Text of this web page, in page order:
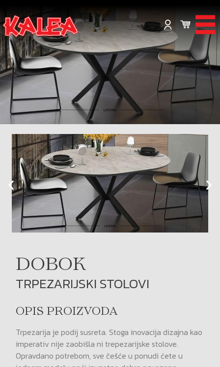
DOBOK
TRPEZARIJSKI STOLOVI
OPIS PROIZVODA
Trpezarija je podij susreta. Stoga inovacija dizajna kao
imperativ nije zaobišla ni trepezarijske stolove.
Opravdano potrebom, sve češće u ponudi ćete u